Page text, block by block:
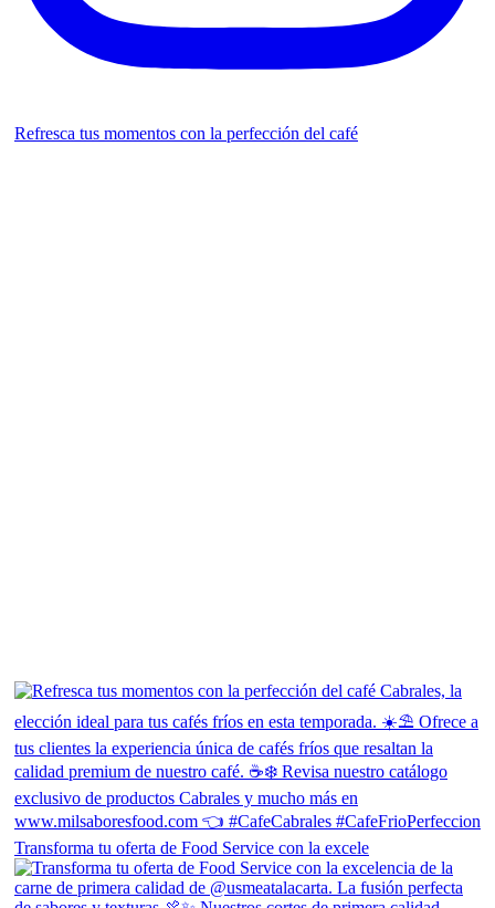
Refresca tus momentos con la perfección del café
Transforma tu oferta de Food Service con la excele